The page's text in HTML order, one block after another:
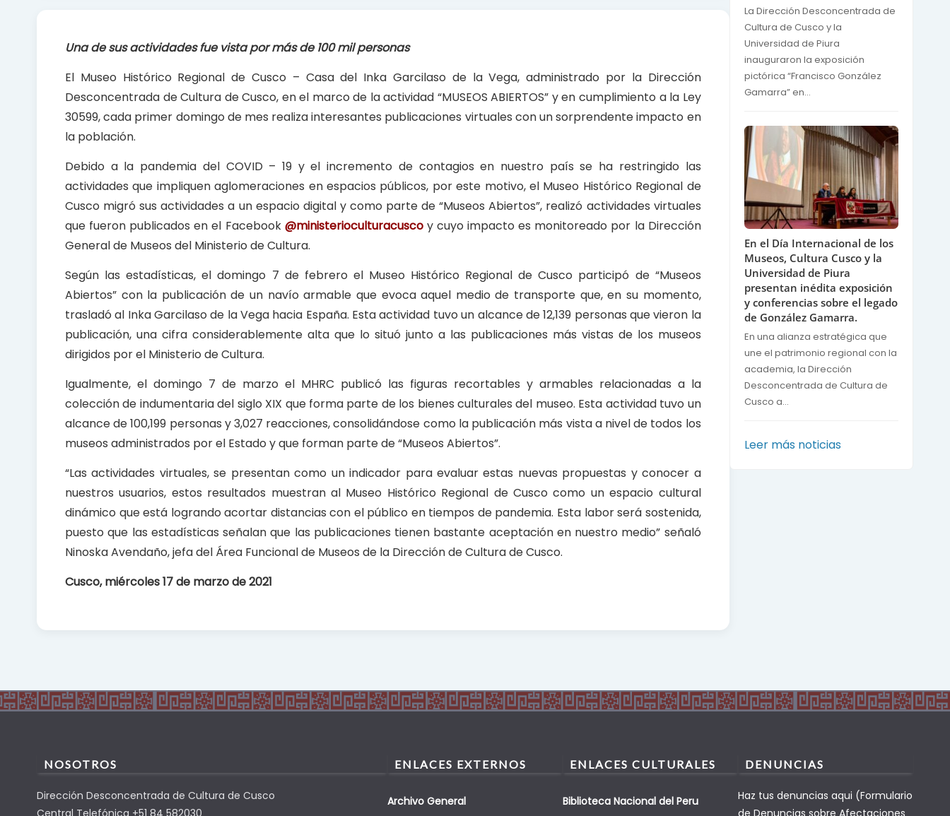
b
o
k
A
p
p
Una de sus actividades fue vista por más de 100 mil personas
El Museo Histórico Regional de Cusco – Casa del Inka Garcilaso de la Vega, administrado por la Dirección
Desconcentrada de Cultura de Cusco, en el marco de la actividad “MUSEOS ABIERTOS” y en cumplimiento a la Ley
30599, cada primer domingo de mes realiza interesantes publicaciones virtuales con un sorprendente impacto en
la población.
Debido a la pandemia del COVID – 19 y el incremento de contagios en nuestro país se ha restringido las
actividades que impliquen aglomeraciones en espacios públicos, por este motivo, el Museo Histórico Regional de
Cusco migró sus actividades a un espacio digital y como parte de “Museos Abiertos”, realizó actividades virtuales
que fueron publicados en el Facebook @ministerioculturacuscoy cuyo impacto es monitoreado por la Dirección
General de Museos del Ministerio de Cultura.
Según las estadísticas, el domingo 7 de febrero el Museo Histórico Regional de Cusco participó de “Museos
Abiertos” con la publicación de un navío armable que evoca aquel medio de transporte que, en su momento,
trasladó al Inka Garcilaso de la Vega hacia España. Esta actividad tuvo un alcance de 12,139 personas que vieron la
publicación, una cifra considerablemente alta que lo situó junto a las publicaciones más vistas de los museos
dirigidos por el Ministerio de Cultura.
Igualmente, el domingo 7 de marzo el MHRC publicó las figuras recortables y armables relacionadas a la
colección de indumentaria del siglo XIX que forma parte de los bienes culturales del museo. Esta actividad tuvo un
alcance de 100,199 personas y 3,027 reacciones, consolidándose como la publicación más vista a nivel de todos los
museos administrados por el Estado y que forman parte de “Museos Abiertos”.
“Las actividades virtuales, se presentan como un indicador para evaluar estas nuevas propuestas y conocer a
nuestros usuarios, estos resultados muestran al Museo Histórico Regional de Cusco como un espacio cultural
dinámico que está logrando acortar distancias con el público en tiempos de pandemia. Esta labor será sostenida,
puesto que las estadísticas señalan que las publicaciones tienen bastante aceptación en nuestro medio” señaló
Ninoska Avendaño, jefa del Área Funcional de Museos de la Dirección de Cultura de Cusco.
Cusco, miércoles 17 de marzo de 2021
La Dirección Desconcentrada de
Cultura de Cusco y la
Universidad de Piura
inauguraron la exposición
pictórica “Francisco González
Gamarra” en...
En el Día Internacional de los
Museos, Cultura Cusco y la
Universidad de Piura
presentan inédita exposición
y conferencias sobre el legado
de González Gamarra.
En una alianza estratégica que
une el patrimonio regional con la
academia, la Dirección
Desconcentrada de Cultura de
Cusco a...
Leer más noticias
NOSOTROS
Dirección Desconcentrada de Cultura de Cusco
ENLACES EXTERNOS
Archivo General
ENLACES CULTURALES
Biblioteca Nacional del Peru
DENUNCIAS
Haz tus denuncias aqui (Formulario